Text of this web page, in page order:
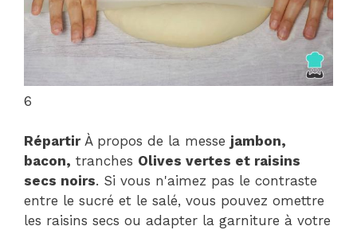
6
RépartirÀ propos de la messe jambon,
bacon, tranches Olives vertes et raisins
secs noirs. Si vous n'aimez pas le contraste
entre le sucré et le salé, vous pouvez omettre
les raisins secs ou adapter la garniture à votre